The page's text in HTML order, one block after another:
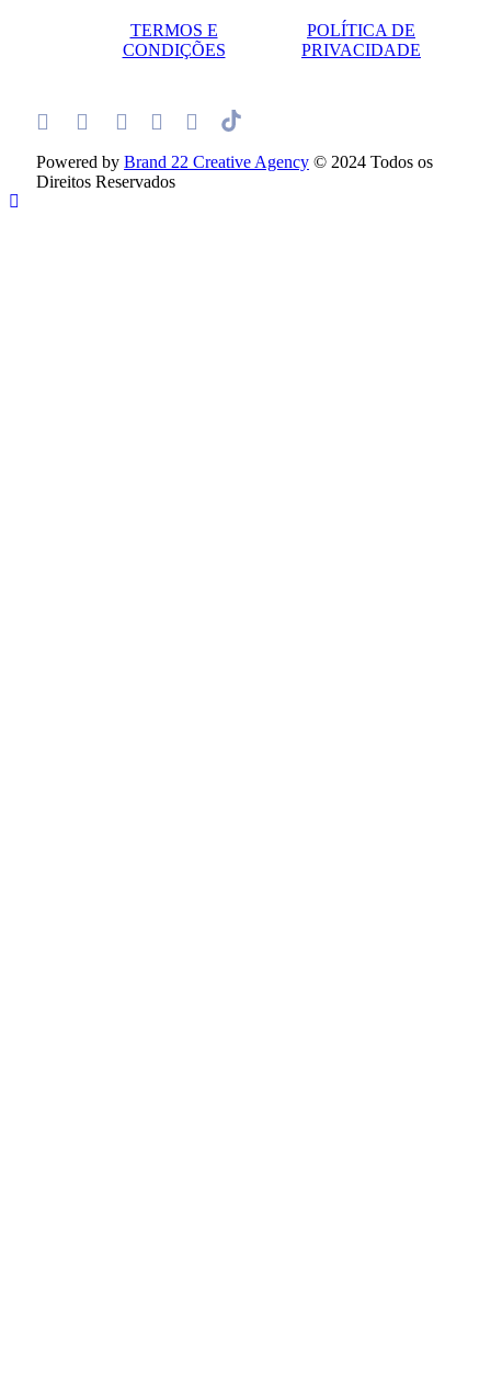
TERMOS E
CONDIÇÕES
POLÍTICA DE
PRIVACIDADE
Powered by Brand 22 Creative Agency © 2024 Todos os
Direitos Reservados